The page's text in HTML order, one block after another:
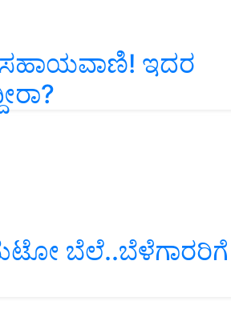
ಸಹಾಯವಾಣಿ! ಇದರ
ಬೆಲೆ..ಬೆಳೆಗಾರರಿಗೆ